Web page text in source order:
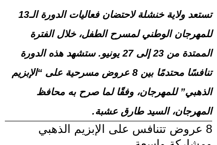
تستعد ولاية خنشلة لاحتضان فعاليات الدورة الـ13
للمهرجان الوطني لمسرح الطفل، خلال الفترة
الممتدة من 23 إلى 27 يونيو. ستشهد هذه الدورة
تنافسًا محتدمًا بين 8 عروض مسرحية على “الإبزيم
الذهبي” للمهرجان، وفقًا لما صرح به محافظ
المهرجان، السيد طارق عشبة.
8 عروض تتنافس على الإبزيم الذهبي